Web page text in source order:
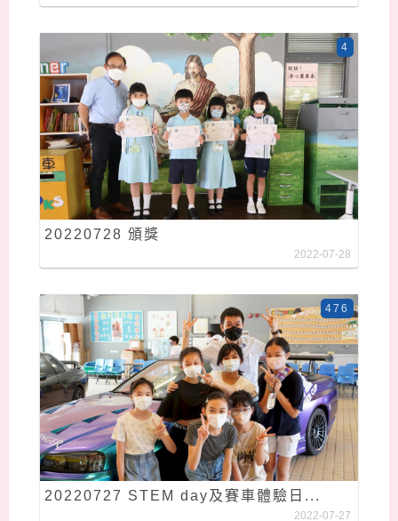
20220728 頒獎
4
2022-07-28
20220727 STEM day及賽車體驗日...
476
2022-07-27